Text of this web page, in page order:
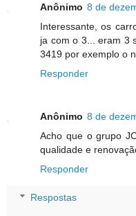
Anônimo 8 de
Interessante, os
ja com o 3... eram 3
3419 por exemplo o
Responder
Anônimo 8 de
Acho que o grupo
qualidade e
Responder
Respostas